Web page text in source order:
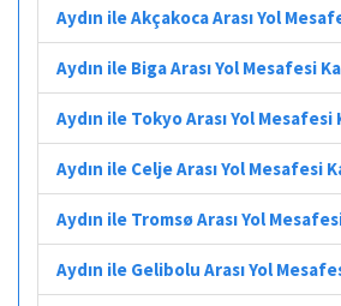
Aydın ile Akçakoca Arası Yol
Aydın ile Biga Arası Yol Mesafesi
Aydın ile Tokyo Arası Yol
Aydın ile Celje Arası Yol Mesafesi
Aydın ile Tromsø Arası Yol
Aydın ile Gelibolu Arası Yol